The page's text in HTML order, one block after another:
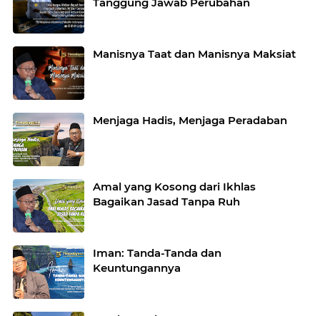
Manisnya Taat dan Manisnya Maksiat
Menjaga Hadis, Menjaga Peradaban
Amal yang Kosong dari Ikhlas
Bagaikan Jasad Tanpa Ruh
Iman: Tanda-Tanda dan
Keuntungannya